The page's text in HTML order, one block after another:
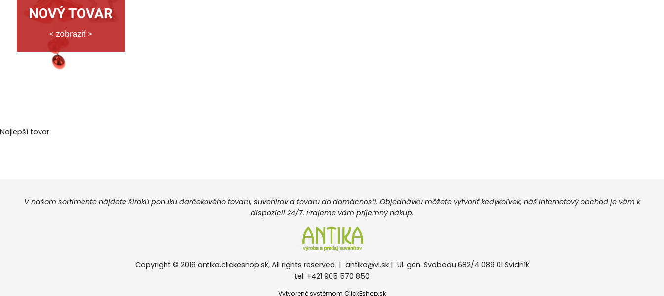
Najlepší tovar
V našom sortimente nájdete širokú ponuku darčekového tovaru, suvenírov a tovaru do domácnosti. Objednávku môžete vytvoriť kedykoľvek, náš internetový obchod je vám k
dispozícii 24/7. Prajeme vám príjemný nákup.
Copyright © 2016 antika.clickeshop.sk, All rights reserved | antika@vl.sk| Ul. gen. Svobodu 682/4 089 01 Svidník
tel: +421 905 570 850
Vytvorené systémom ClickEshop.sk